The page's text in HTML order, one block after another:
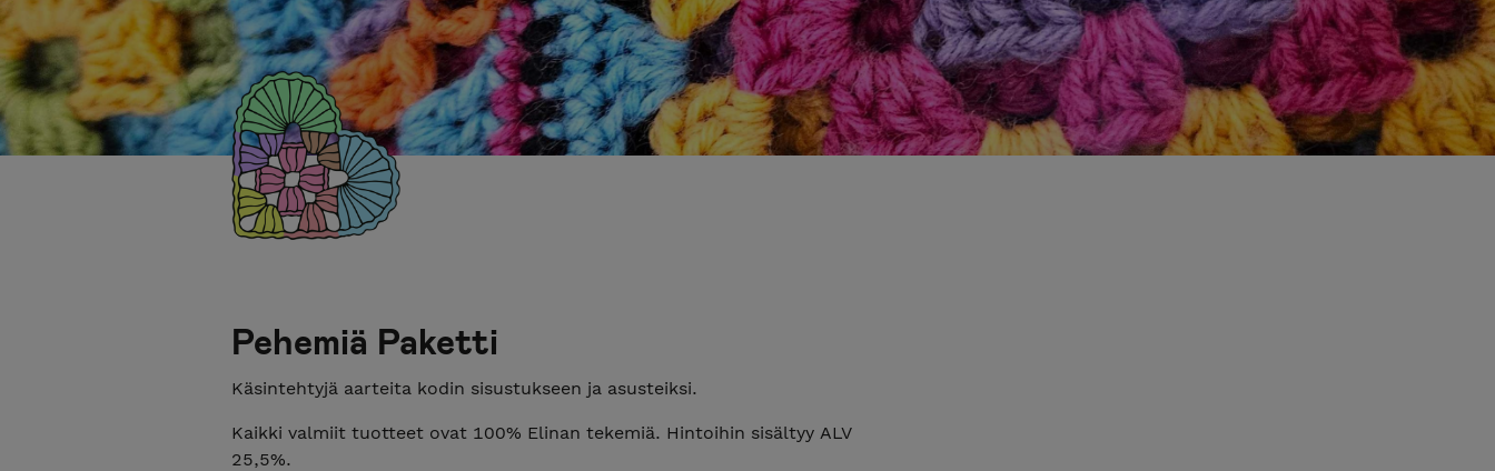
Pehemiä Paketti
Käsintehtyjä aarteita kodin sisustukseen ja asusteiksi.
Kaikki valmiit tuotteet ovat 100% Elinan tekemiä. Hintoihin sisältyy ALV
25,5%.